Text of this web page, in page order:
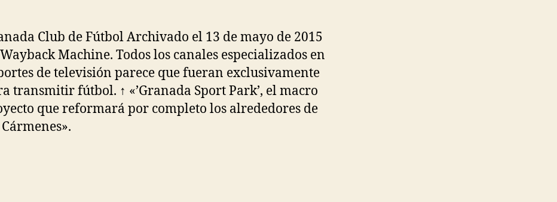
Club de Fútbol Archivado el 13 de mayo de 2015
Machine. Todos los canales especializados en
de televisión parece que fueran exclusivamente
transmitir fútbol. ↑ «’Granada Sport Park’, el macro
que reformará por completo los alrededores de